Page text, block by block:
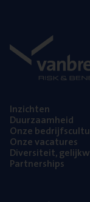
Inzich­ten
Duur­zaam­heid
Onze
Onze vaca­tu­res
Diver­si­teit,
Part­ner­ships